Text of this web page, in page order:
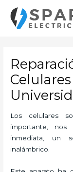
contenido
Los celulares
importante,
inmediata, un
inalámbrico.